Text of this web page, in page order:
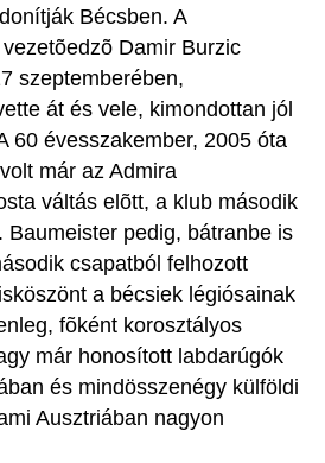
Bécsben. A
Damir Burzic
szeptemberében,
át és vele, kimondottan jól
60 évesszakember, 2005 óta
már az Admira
váltás elõtt, a klub második
Baumeister pedig, bátranbe is
csapatból felhozott
a bécsiek légiósainak
fõként korosztályos
már honosított labdarúgók
és mindösszenégy külföldi
Ausztriában nagyon